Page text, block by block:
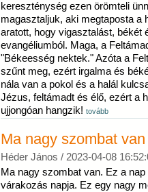
kereszténység ezen örömteli
magasztaljuk, aki megtaposta a
aratott, hogy vigasztalást, békét
evangéliumból. Maga, a
"Békeesség nektek." Azóta a
szűnt meg, ezért irgalma és
nála van a pokol és a halál
Jézus, feltámadt és élő, ezért a
ujjongóan hangzik! tovább
Ma nagy szombat van
Héder János / 2023-04-08
Ma nagy szombat van. Ez a
várakozás napja. Ez egy nagy